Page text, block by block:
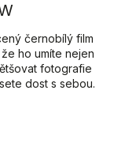
černobílý film
ho umíte nejen
fotografie
dost s sebou.